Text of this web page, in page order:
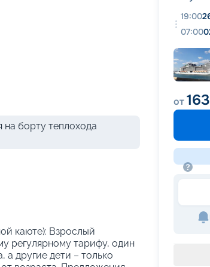
борту теплохода
каюте): Взрослый
регулярному тарифу, один
а другие дети – только
19:00
07:00
от